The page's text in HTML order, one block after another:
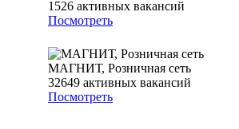
1526 активных вакансий
Посмотреть
МАГНИТ, Розничная сеть
32649 активных вакансий
Посмотреть